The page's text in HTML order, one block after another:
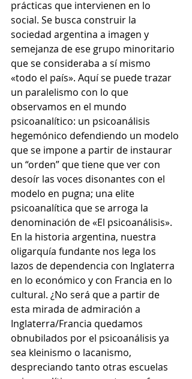
prácticas que intervienen en lo
social. Se busca construir la
sociedad argentina a imagen y
semejanza de ese grupo minoritario
que se consideraba a sí mismo
«todo el país». Aquí se puede trazar
un paralelismo con lo que
observamos en el mundo
psicoanalítico: un psicoanálisis
hegemónico defendiendo un modelo
que se impone a partir de instaurar
un “orden” que tiene que ver con
desoír las voces disonantes con el
modelo en pugna; una elite
psicoanalítica que se arroga la
denominación de «El psicoanálisis».
En la historia argentina, nuestra
oligarquía fundante nos lega los
lazos de dependencia con Inglaterra
en lo económico y con Francia en lo
cultural. ¿No será que a partir de
esta mirada de admiración a
Inglaterra/Francia quedamos
obnubilados por el psicoanálisis ya
sea kleinismo o lacanismo,
despreciando tanto otras escuelas